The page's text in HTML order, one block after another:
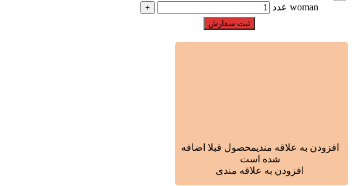
woman عدد
ثبت سفارش
افزودن به علاقه مندیمحصول قبلا اضافه
شده است
افزودن به علاقه مندی